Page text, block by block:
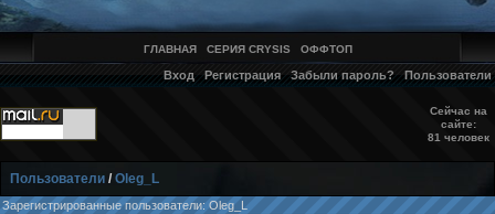
ГЛАВНАЯ СЕРИЯ CRYSIS ОФФТОП
Вход Регистрация Забыли пароль? Пользователи
Сейчас на
сайте:
81 человек
Пользователи /Oleg_L
Зарегистрированные пользователи: Oleg_L